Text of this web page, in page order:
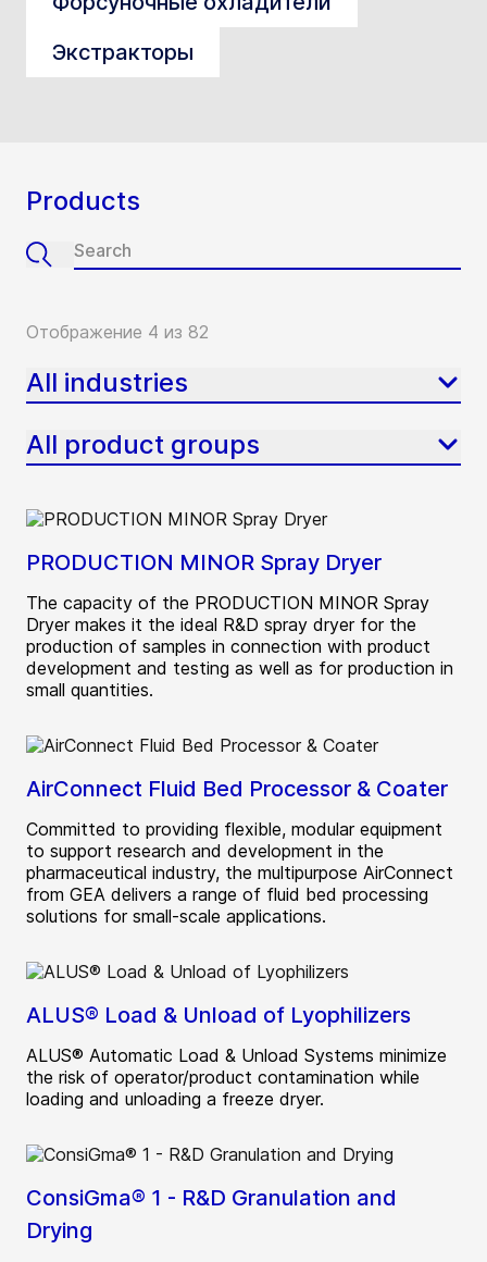
Экстракторы
Products
Отображение 4 из 82
All industries
All product groups
PRODUCTION MINOR Spray Dryer
The capacity of the PRODUCTION MINOR Spray
Dryer makes it the ideal R&D spray dryer for the
production of samples in connection with product
development and testing as well as for production in
small quantities.
AirConnect Fluid Bed Processor & Coater
Committed to providing flexible, modular equipment
to support research and development in the
pharmaceutical industry, the multipurpose AirConnect
from GEA delivers a range of fluid bed processing
solutions for small-scale applications.
ALUS® Load & Unload of Lyophilizers
ALUS® Automatic Load & Unload Systems minimize
the risk of operator/product contamination while
loading and unloading a freeze dryer.
ConsiGma® 1 - R&D Granulation and
Drying